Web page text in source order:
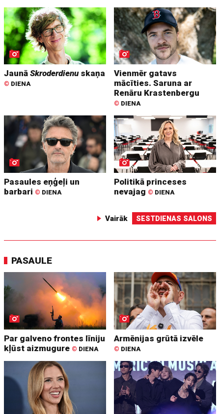
JaunāSkroderdienuskaņa
© DIENA
Vienmēr gatavs
mācīties. Saruna ar
Renāru Krastenbergu
© DIENA
Pasaules eņģeļi un
barbari © DIENA
Politikā princeses
nevajag © DIENA
Vairāk SESTDIENAS SALONS
PASAULE
Par galveno frontes līniju
kļūst aizmugure © DIENA
Armēnijas grūtā izvēle
© DIENA